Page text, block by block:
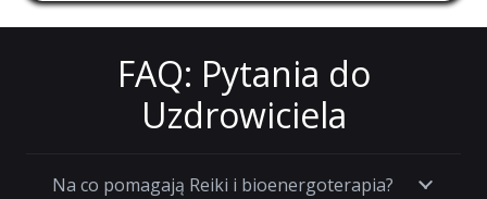
FAQ: Pytania do
Uzdrowiciela
Na co pomagają Reiki i bioenergoterapia?